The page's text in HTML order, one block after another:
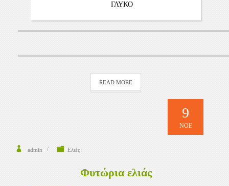
ΓΛΥΚΟ
READ MORE
9
ΝΟΈ
admin Ελιές
Φυτώρια ελιάς